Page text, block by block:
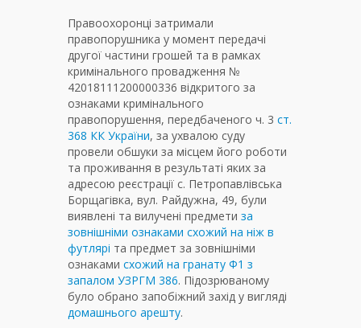
Правоохоронці затримали
правопорушника у момент передачі
другої частини грошей та в рамках
кримінального провадження №
42018111200000336 відкритого за
ознаками кримінального
правопорушення, передбаченого ч. 3 ст.
368 КК України, за ухвалою суду
провели обшуки за місцем його роботи
та проживання в результаті яких за
адресою реєстрації с. Петропавлівська
Борщагівка, вул. Райдужна, 49, були
виявлені та вилучені предмети за
зовнішніми ознаками схожий на ніж в
футлярі та предмет за зовнішніми
ознаками схожий на гранату Ф1 з
запалом УЗРГМ 386. Підозрюваному
було обрано запобіжний захід у вигляді
домашнього арешту.